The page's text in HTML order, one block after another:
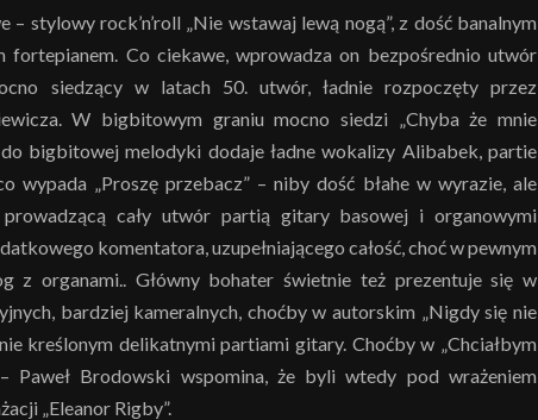
stylowy rock’n’roll „Nie wstawaj lewą nogą”, z dość banalnym
fortepianem. Co ciekawe, wprowadza on bezpośrednio utwór
siedzący w latach 50. utwór, ładnie rozpoczęty przez
W bigbitowym graniu mocno siedzi „Chyba że mnie
do bigbitowej melodyki dodaje ładne wokalizy Alibabek, partie
„Proszę przebacz” – niby dość błahe w wyrazie, ale
prowadzącą cały utwór partią gitary basowej i organowymi
komentatora, uzupełniającego całość, choć w pewnym
z organami.. Główny bohater świetnie też prezentuje się w
bardziej kameralnych, choćby w autorskim „Nigdy się nie
kreślonym delikatnymi partiami gitary. Choćby w „Chciałbym
Paweł Brodowski wspomina, że byli wtedy pod wrażeniem
„Eleanor Rigby”.